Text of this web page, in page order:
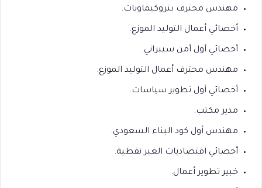
مهندس محترف بتروكيماويات.
أخصائي أعمال التوليد الموزع.
أخصائي أول أمن سيبراني.
مهندس محترف أعمال التوليد الموزع.
أخصائي أول تطوير سياسات.
مدير مكتب.
مهندس أول كود البناء السعودي.
أخصائي اقتصاديات الغير نفطية.
خبير تطوير أعمال.